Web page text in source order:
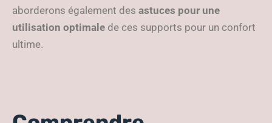
aborderons également des astuces pour une
utilisation optimale de ces supports pour un confort
ultime.